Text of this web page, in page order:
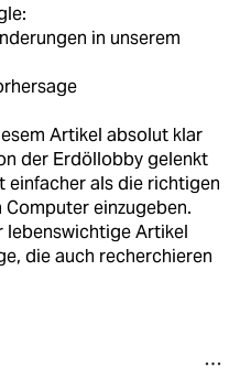
in unserem
Artikel absolut klar
der Erdöllobby gelenkt
einfacher als die richtigen
einzugeben.
lebenswichtige Artikel
die auch recherchieren